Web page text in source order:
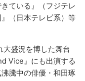
ている』（フジテレ
（日本テレビ系）等
大盛況を博した舞台
Vice』にも出演する
騰中の俳優・和田琢